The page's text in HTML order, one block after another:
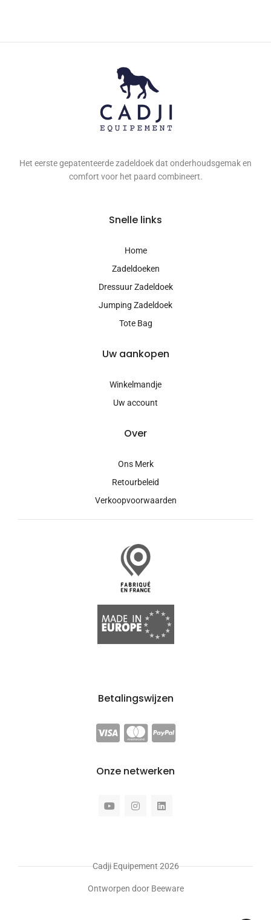
Het eerste gepatenteerde zadeldoek dat onderhoudsgemak en
comfort voor het paard combineert.
Snelle links
Home
Zadeldoeken
Dressuur Zadeldoek
Jumping Zadeldoek
Tote Bag
Uw aankopen
Winkelmandje
Uw account
Over
Ons Merk
Retourbeleid
Verkoopvoorwaarden
Betalingswijzen
Onze netwerken
Cadji Equipement 2026
Ontworpen door Beeware